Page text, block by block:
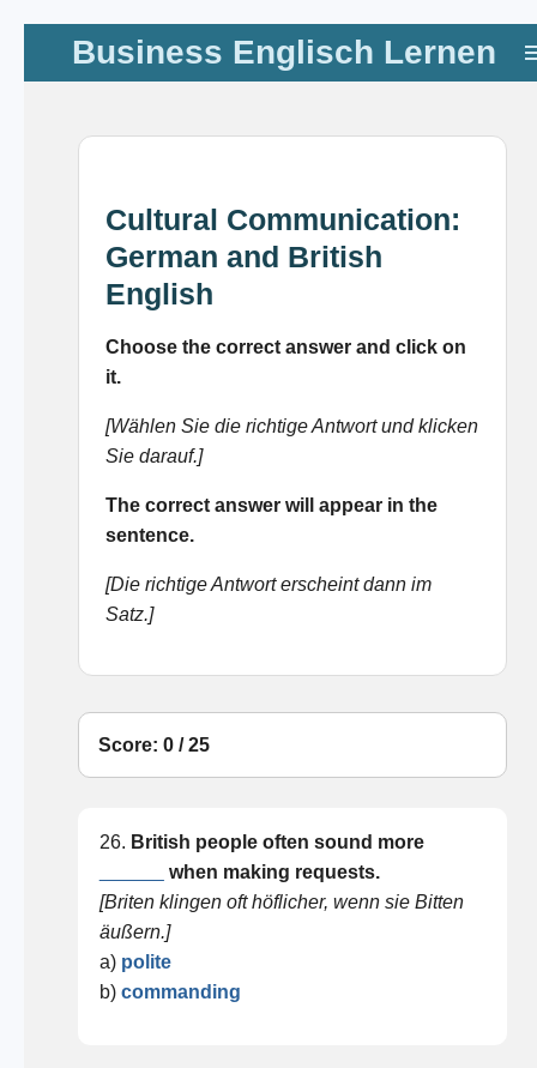
Zum
Hauptinhalt
springen
Business Englisch Lernen
Cultural Communication:
German and British
English
Choose the correct answer and click on
it.
[Wählen Sie die richtige Antwort und klicken
Sie darauf.]
The correct answer will appear in the
sentence.
[Die richtige Antwort erscheint dann im
Satz.]
Score: 0 / 25
26. British people often sound more
when making requests.
[Briten klingen oft höflicher, wenn sie Bitten
äußern.]
a) polite
b) commanding